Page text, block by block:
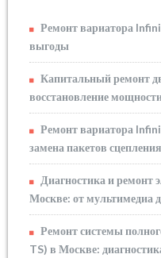
Ремонт вариатора
выгоды
Капитальный ремонт
восстановление
Ремонт вариатора
замена пакетов
Диагностика и ремонт
Москве: от мультимедиа
Ремонт системы
TS) в Москве: